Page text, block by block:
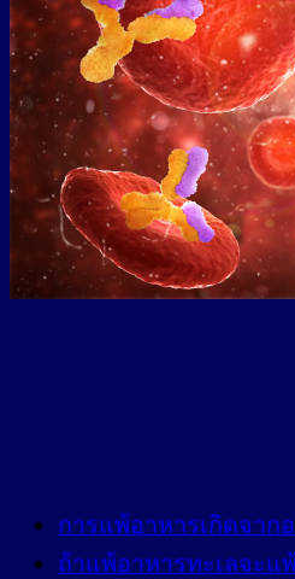
การแพ้อาหารเกิดจาก
ถ้าแพ้อาหารทะเลจะแ